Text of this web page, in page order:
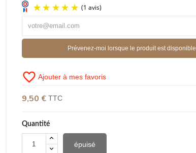
(1 avis)
Prévenez-moi lorsque le produit est disponible
favorite_border Ajouter à mes favoris
9,50 €TTC
Quantité
épuisé